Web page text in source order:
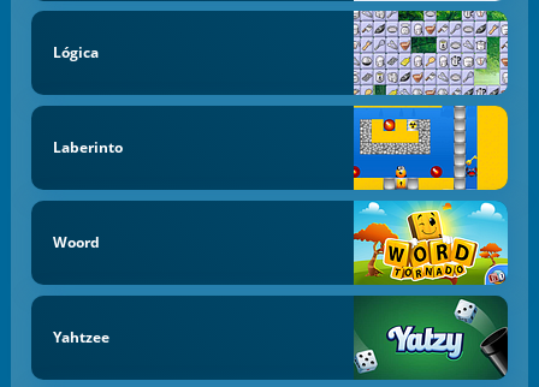
Lógica
Laberinto
Woord
Yahtzee